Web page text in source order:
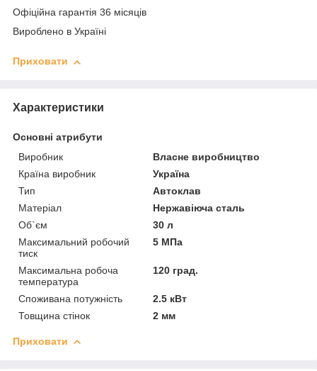
Офіційна гарантія 36 місяців
Вироблено в Україні
Приховати
Характеристики
Основні атрибути
Виробник
Власне виробництво
Країна виробник
Україна
Тип
Автоклав
Матеріал
Нержавіюча сталь
Об`єм
30 л
Максимальний робочий
тиск
5 МПа
Максимальна робоча
температура
120 град.
Споживана потужність
2.5 кВт
Товщина стінок
2 мм
Приховати